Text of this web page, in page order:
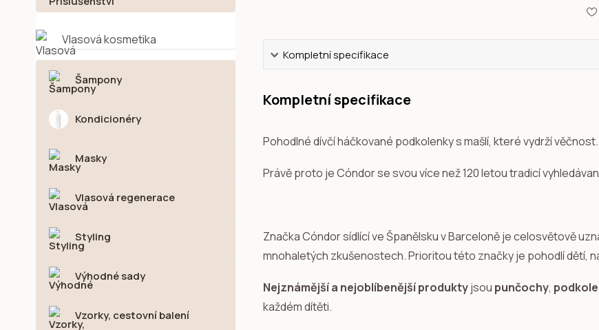
Vlasová kosmetika
Šampony
Kondicionéry
Masky
Vlasová regenerace
Styling
Výhodné sady
Vzorky, cestovní balení
Kompletní specifikace
Kompletní specifikace
Pohodlné dívčí háčkované podkolenky s mašlí, které vydrží
Právě proto je Cóndor se svou více než 120 letou tradicí
Značka Cóndor sídlící ve Španělsku v Barceloně je celosvětově
mnohaletých zkušenostech. Prioritou této značky je pohodlí dětí,
Nejznámější a nejoblíbenější produktyjsou punčochy,
každém dítěti.